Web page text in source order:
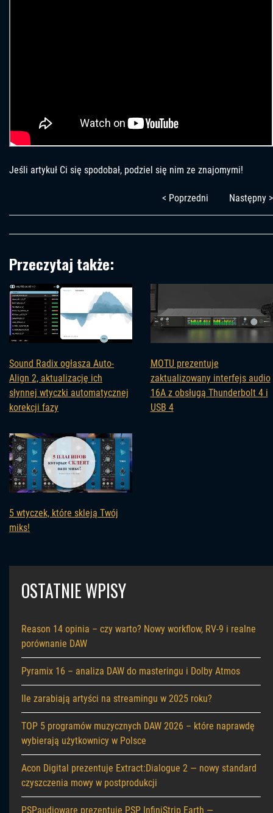
Jeśli artykuł Ci się spodobał, podziel się nim ze znajomymi!
< Poprzedni Następny >
Przeczytaj także:
Sound Radix ogłasza Auto-
Align 2, aktualizację ich
słynnej wtyczki automatycznej
korekcji fazy
MOTU prezentuje
zaktualizowany interfejs audio
16A z obsługą Thunderbolt 4 i
USB 4
5 wtyczek, które skleją Twój
miks!
OSTATNIE WPISY
Reason 14 opinia – czy warto? Nowy workflow, RV-9 i realne
porównanie DAW
Pyramix 16 – analiza DAW do masteringu i Dolby Atmos
Ile zarabiają artyści na streamingu w 2025 roku?
TOP 5 programów muzycznych DAW 2026 – które naprawdę
wybierają użytkownicy w Polsce
Acon Digital prezentuje Extract:Dialogue 2 — nowy standard
czyszczenia mowy w postprodukcji
PSPaudioware prezentuje PSP InfiniStrip Earth —